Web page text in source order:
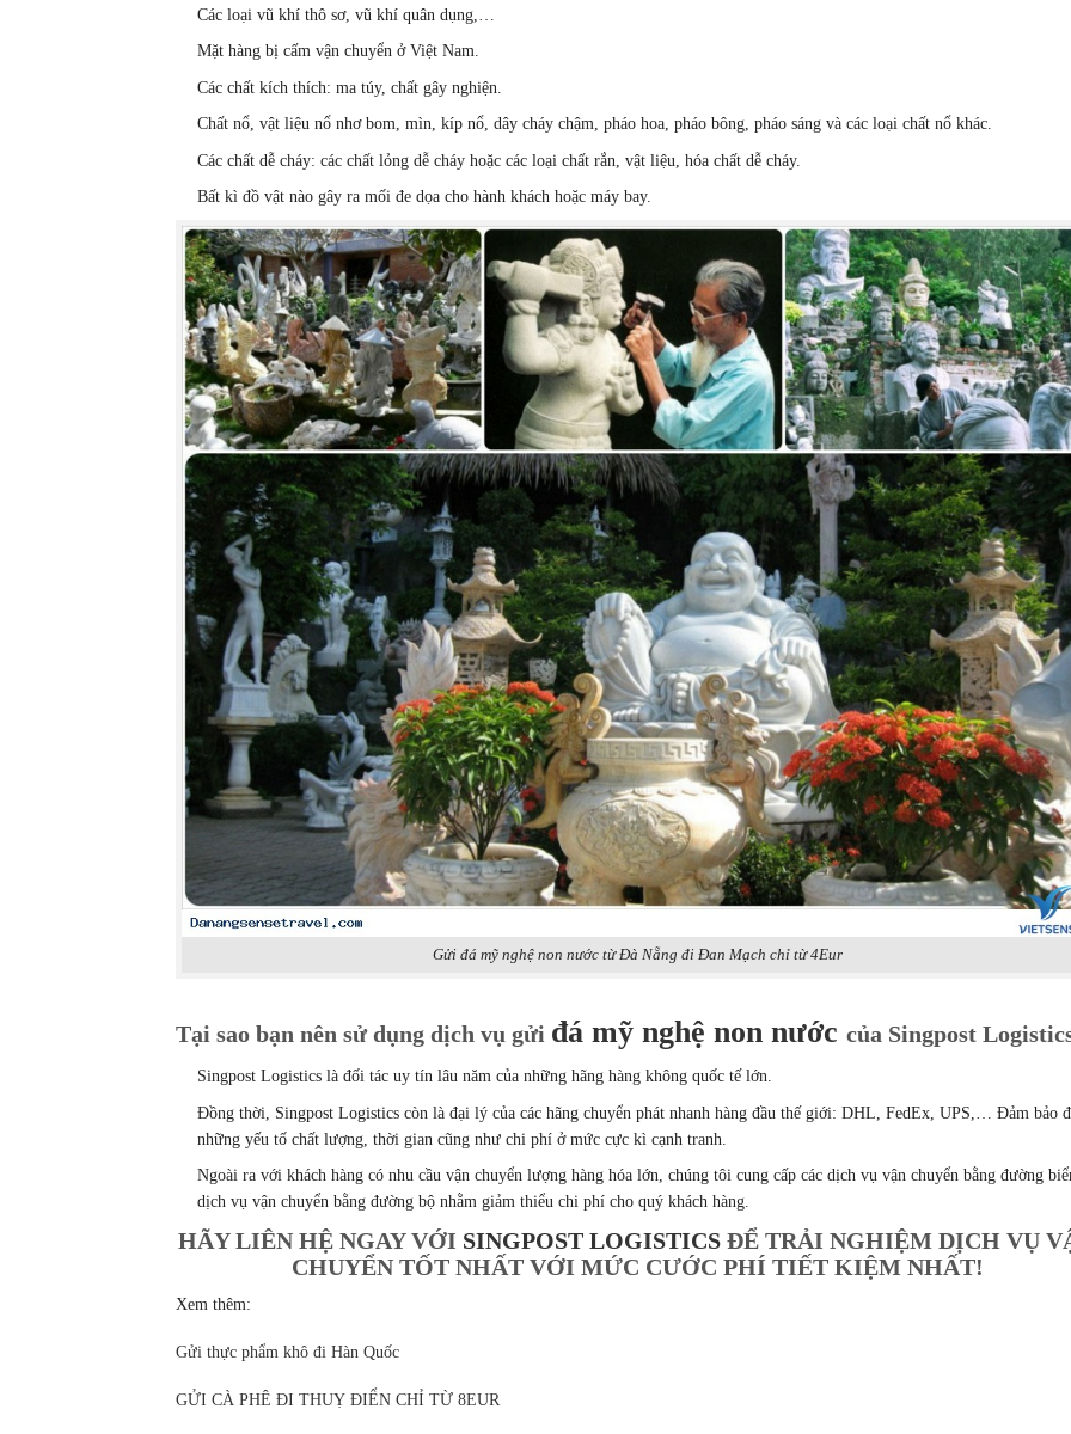
Các loại vũ khí thô sơ, vũ khí quân dụng,…
Mặt hàng bị cấm vận chuyển ở Việt Nam.
Các chất kích thích: ma túy, chất gây nghiện.
Chất nổ, vật liệu nổ nhơ bom, mìn, kíp nổ, dây cháy chậm, pháo hoa, pháo bông, pháo sáng và các loại chất nổ khác.
Các chất dễ cháy: các chất lỏng dễ cháy hoặc các loại chất rắn, vật liệu, hóa chất dễ cháy.
Bất kì đồ vật nào gây ra mối đe dọa cho hành khách hoặc máy bay.
Gửi đá mỹ nghệ non nước từ Đà Nẵng đi Đan Mạch chỉ từ 4Eur
Tại sao bạn nên sử dụng dịch vụ gửi đá mỹ nghệ non nước của Singpost
Singpost Logistics là đối tác uy tín lâu năm của những hãng hàng không quốc tế lớn.
Đồng thời, Singpost Logistics còn là đại lý của các hãng chuyển phát nhanh hàng đầu thế giới: DHL, FedEx, UPS,… Đảm bảo
những yếu tố chất lượng, thời gian cũng như chi phí ở mức cực kì cạnh tranh.
Ngoài ra với khách hàng có nhu cầu vận chuyển lượng hàng hóa lớn, chúng tôi cung cấp các dịch vụ vận chuyển bằng đường
dịch vụ vận chuyển bằng đường bộ nhằm giảm thiểu chi phí cho quý khách hàng.
HÃY LIÊN HỆ NGAY VỚI SINGPOST LOGISTICS ĐỂ TRẢI NGHIỆM DỊCH VỤ
CHUYỂN TỐT NHẤT VỚI MỨC CƯỚC PHÍ TIẾT KIỆM NHẤT!
Xem thêm:
Gửi thực phẩm khô đi Hàn Quốc
GỬI CÀ PHÊ ĐI THUỴ ĐIỂN CHỈ TỪ 8EUR